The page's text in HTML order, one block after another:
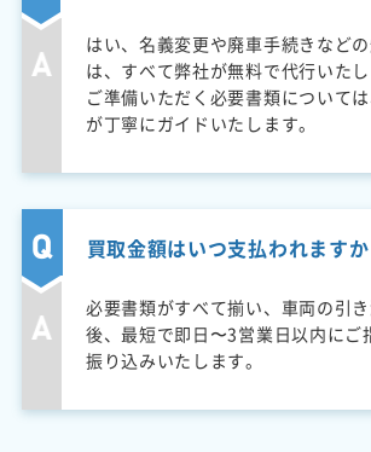
はい、名義変更や廃車手続きなど
は、すべて弊社が無料で代行いた
ご準備いただく必要書類について
が丁寧にガイドいたします。
買取金額はいつ支払われますか
必要書類がすべて揃い、車両の引
後、最短で即日〜3営業日以内にご
振り込みいたします。